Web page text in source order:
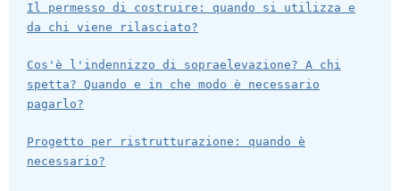
Il permesso di costruire: quando si utilizza e
da chi viene rilasciato?
Cos'è l'indennizzo di sopraelevazione? A chi
spetta? Quando e in che modo è necessario
pagarlo?
Progetto per ristrutturazione: quando è
necessario?